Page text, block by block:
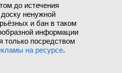
до истечения
ненужной
и бан в таком
информации
только посредством
на ресурсе.